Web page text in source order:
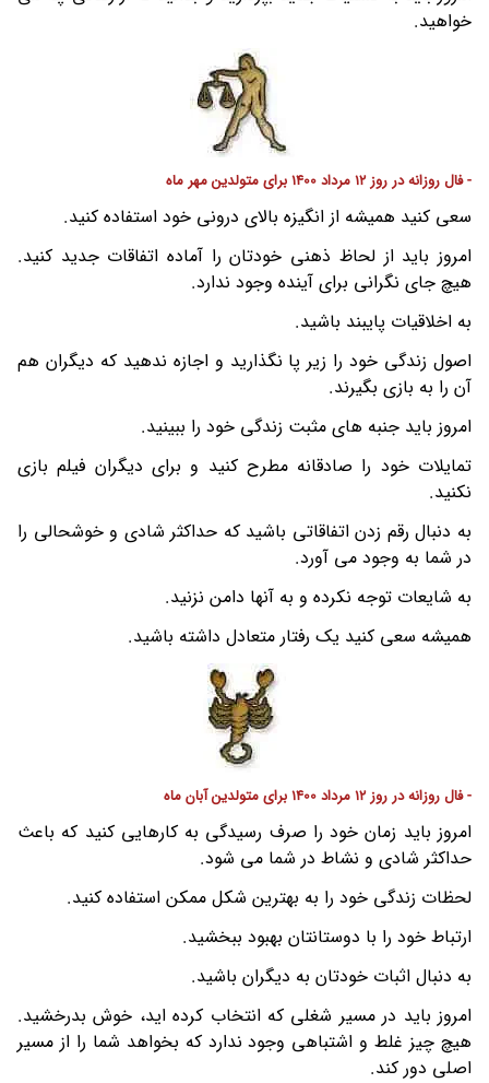
خواهید.
- فال روزانه در روز 12 مرداد 1400 برای متولدین مهر ماه
سعی کنید همیشه از انگیزه بالای درونی خود استفاده کنید.
امروز باید از لحاظ ذهنی خودتان را آماده اتفاقات جدید کنید.
هیچ جای نگرانی برای آینده وجود ندارد.
به اخلاقیات پایبند باشید.
اصول زندگی خود را زیر پا نگذارید و اجازه ندهید که دیگران هم
آن را به بازی بگیرند.
امروز باید جنبه های مثبت زندگی خود را ببینید.
تمایلات خود را صادقانه مطرح کنید و برای دیگران فیلم بازی
نکنید.
به دنبال رقم زدن اتفاقاتی باشید که حداکثر شادی و خوشحالی را
در شما به وجود می آورد.
به شایعات توجه نکرده و به آنها دامن نزنید.
همیشه سعی کنید یک رفتار متعادل داشته باشید.
- فال روزانه در روز 12 مرداد 1400 برای متولدین آبان ماه
امروز باید زمان خود را صرف رسیدگی به کارهایی کنید که باعث
حداکثر شادی و نشاط در شما می شود.
لحظات زندگی خود را به بهترین شکل ممکن استفاده کنید.
ارتباط خود را با دوستانتان بهبود ببخشید.
به دنبال اثبات خودتان به دیگران باشید.
امروز باید در مسیر شغلی که انتخاب کرده اید، خوش بدرخشید.
هیچ چیز غلط و اشتباهی وجود ندارد که بخواهد شما را از مسیر
اصلی دور کند.